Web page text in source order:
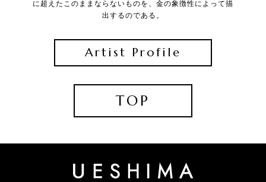
に超えたこのままならないものを、金の象徴性によって描
出するのである。
Artist Profile
TOP